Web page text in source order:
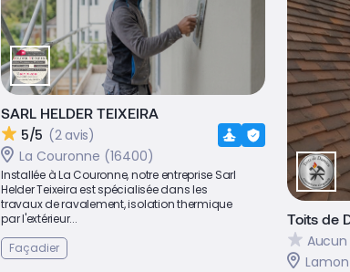
SARL HELDER TEIXEIRA
5/5 (2 avis)
La Couronne (16400)
Installée à La Couronne, notre entreprise Sarl
Helder Teixeira est spécialisée dans les
travaux de ravalement, isolation thermique
par l'extérieur...
Façadier
Toits de
Aucun